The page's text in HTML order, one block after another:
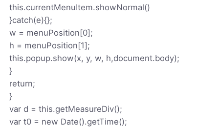
this.currentMenuItem.showNormal()
}catch(e){};
w = menuPosition[0];
h = menuPosition[1];
this.popup.show(x, y, w, h,document.body);
}
return;
}
var d = this.getMeasureDiv();
var t0 = new Date().getTime();